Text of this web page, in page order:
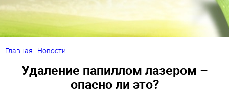
Главная : Новости
Удаление папиллом лазером –
опасно ли это?